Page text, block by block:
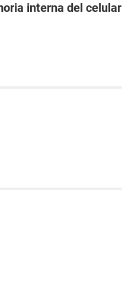
interna del celular